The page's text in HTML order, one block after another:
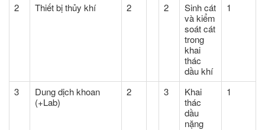
2 Thiết bị thủy khí 2 2
Sinh cát
và kiểm
soát cát
trong
khai
thác
dầu khí
1
3
Dung dịch khoan
(+Lab)
2 3
Khai
thác
dầu
nặng
1